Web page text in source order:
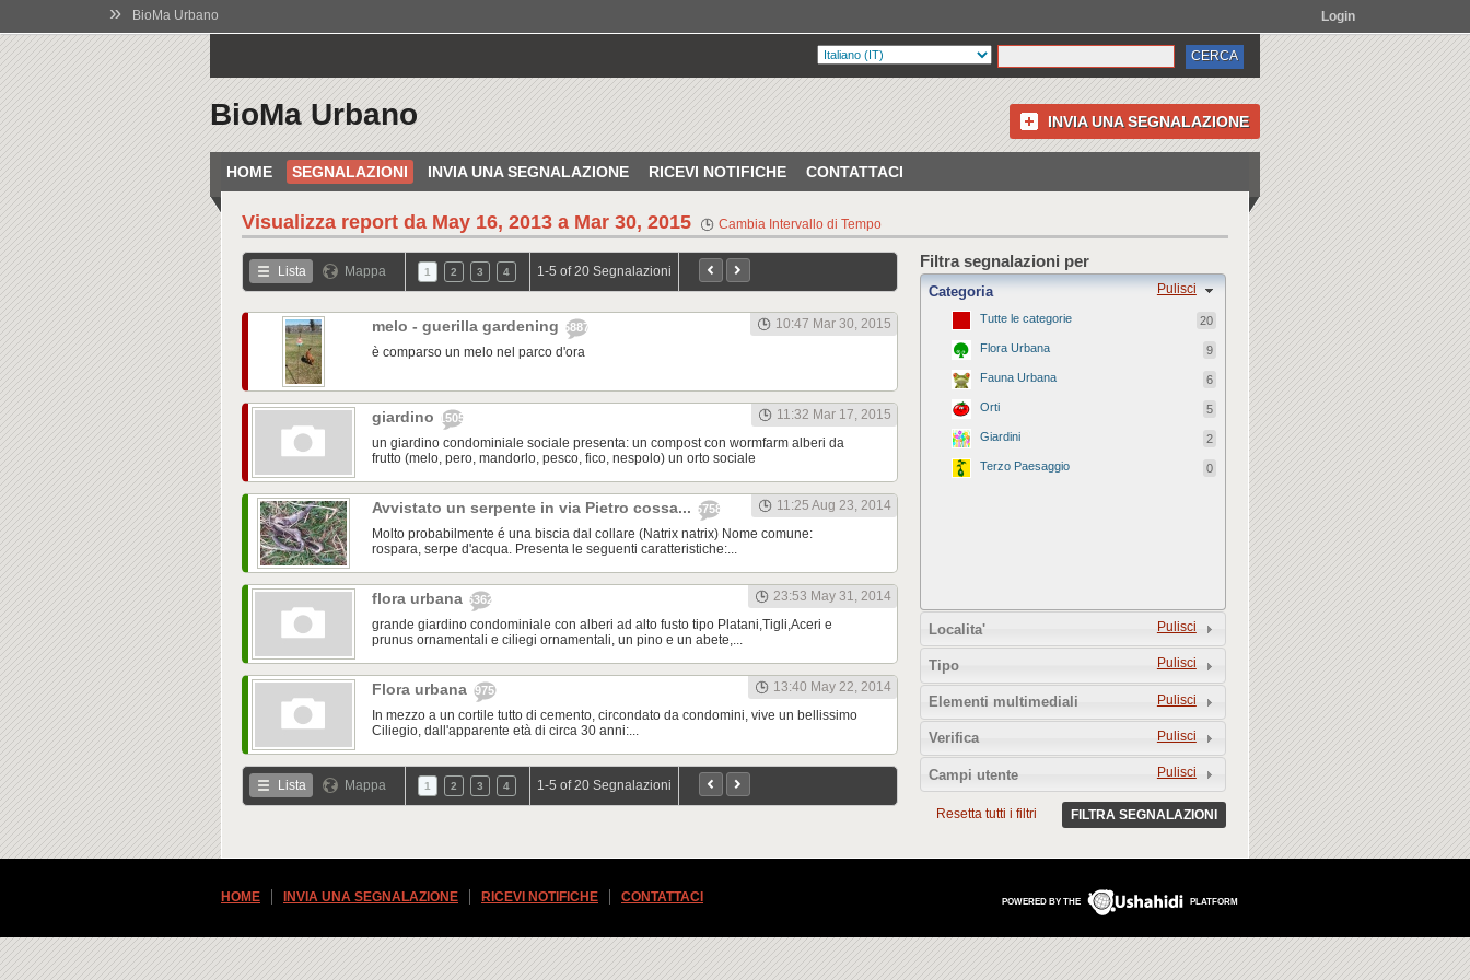
» BioMa Urbano Login
BioMa Urbano INVIA UNA SEGNALAZIONE
HOME SEGNALAZIONI INVIA UNA SEGNALAZIONE RICEVI NOTIFICHE CONTATTACI
Visualizza report da May 16, 2013 a Mar 30, 2015 Cambia Intervallo di Tempo
Lista Mappa 1 2 3 4 1-5 of 20 Segnalazioni
melo - guerilla gardening 5887
10:47 Mar 30, 2015
è comparso un melo nel parco d'ora
giardino 1505
11:32 Mar 17, 2015
un giardino condominiale sociale presenta: un compost con wormfarm alberi da
frutto (melo, pero, mandorlo, pesco, fico, nespolo) un orto sociale
Avvistato un serpente in via Pietro cossa... 5758
11:25 Aug 23, 2014
Molto probabilmente é una biscia dal collare (Natrix natrix) Nome comune:
rospara, serpe d'acqua. Presenta le seguenti caratteristiche:...
flora urbana 6362
23:53 May 31, 2014
grande giardino condominiale con alberi ad alto fusto tipo Platani,Tigli,Aceri e
prunus ornamentali e ciliegi ornamentali, un pino e un abete,...
Flora urbana 975
13:40 May 22, 2014
In mezzo a un cortile tutto di cemento, circondato da condomini, vive un bellissimo
Ciliegio, dall'apparente età di circa 30 anni:...
Lista Mappa 1 2 3 4 1-5 of 20 Segnalazioni
Filtra segnalazioni per
Pulisci
Categoria
Tutte le categorie 20
Flora Urbana 9
Fauna Urbana 6
Orti 5
Giardini 2
Terzo Paesaggio 0
Pulisci
Localita'
Pulisci
Tipo
Pulisci
Elementi multimediali
Pulisci
Verifica
Pulisci
Campi utente
Resetta tutti i filtri FILTRA SEGNALAZIONI
POWERED BY THE PLATFORM
HOME INVIA UNA SEGNALAZIONE RICEVI NOTIFICHE CONTATTACI